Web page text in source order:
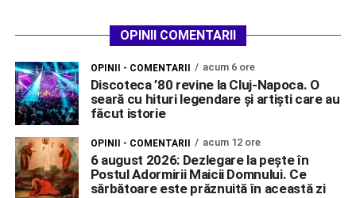
OPINII COMENTARII
OPINII - COMENTARII acum 6 ore
Discoteca ’80 revine la Cluj-Napoca. O
seară cu hituri legendare și artiști care au
făcut istorie
OPINII - COMENTARII acum 12 ore
6 august 2026: Dezlegare la pește în
Postul Adormirii Maicii Domnului. Ce
sărbătoare este prăznuită în această zi